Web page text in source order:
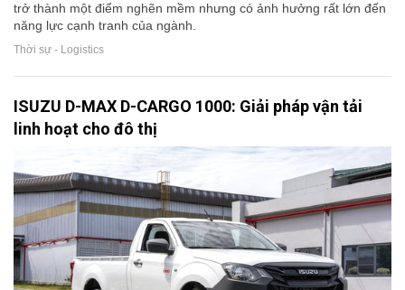
trở thành một điểm nghẽn mềm nhưng có ảnh hưởng rất lớn đến
năng lực cạnh tranh của ngành.
Thời sự - Logistics
ISUZU D-MAX D-CARGO 1000: Giải pháp vận tải
linh hoạt cho đô thị